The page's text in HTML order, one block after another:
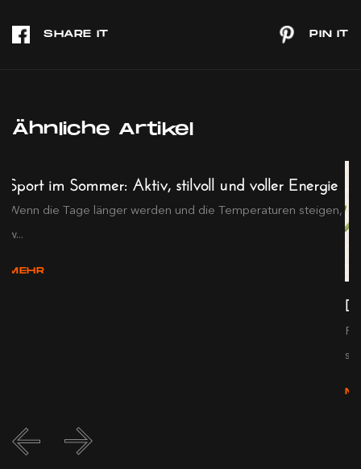
Ähnliche Artikel
Sport im Sommer: Aktiv, stilvoll und voller Energie
Wenn die Tage länger werden und die Temperaturen steigen,
w...
MEHR
s...